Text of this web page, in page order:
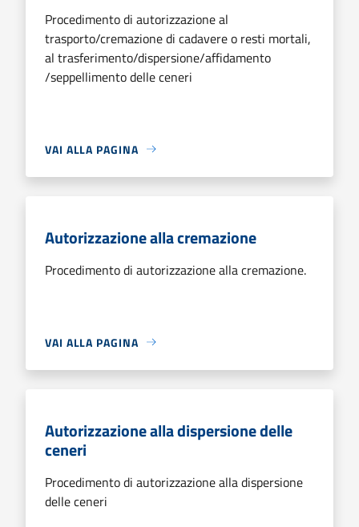
Procedimento di autorizzazione al
trasporto/cremazione di cadavere o resti mortali,
al trasferimento/dispersione/affidamento
/seppellimento delle ceneri
VAI ALLA PAGINA
Autorizzazione alla cremazione
Procedimento di autorizzazione alla cremazione.
VAI ALLA PAGINA
Autorizzazione alla dispersione delle
ceneri
Procedimento di autorizzazione alla dispersione
delle ceneri